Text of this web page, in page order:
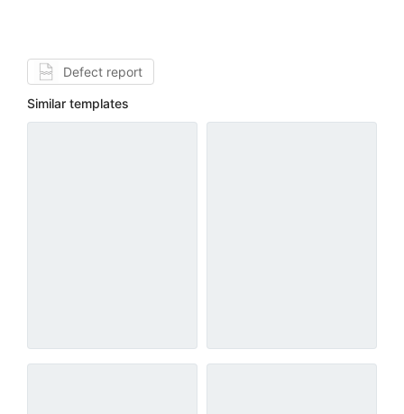
Defect report
Similar templates